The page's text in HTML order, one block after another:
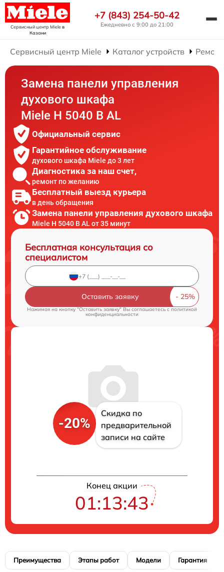
Сервисный центр Mieleв
Казани
+7 (843) 254-50-42
Ежедневно с 9:00 до 21:00
Сервисный центр Miele Каталог устройств
Замена панели управления
духового шкафа
Miele H 5040 B AL
Официальный сервис
Гарантийное обслуживание
духового шкафа Miele до 3 лет
Диагностика за наш счет,
ремонт по желанию
Бесплатный выезд курьера
в день обращения
Замена панели управления духового шкафа
Miele H 5040 B AL от 35 минут
Бесплатная консультация со
специалистом
Оставить заявку
Нажимая на кнопку "Оставить заявку" Вы соглашаетесь cполитикой
конфиденциальности
-20%
Скидка по
предварительной
записи на сайте
Конец акции
01:13:42
Преимущества Этапы работ Модели Гарантия